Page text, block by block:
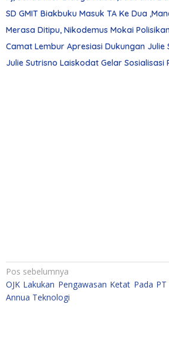
SD GMIT Biakbuku Masuk TA Ke Dua
Julie Sutrisno Laiskodat Gelar Sosialisasi
Navigasi
pos
Pos sebelumnya
OJK Lakukan Pengawasan Ketat Pada
Annua Teknologi